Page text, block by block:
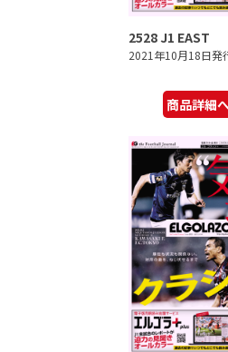
2528 J1 EAST
2021年10月18日発
商品詳細